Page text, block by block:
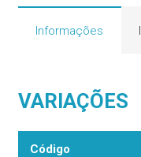
Medis
quantidade
Informações
VARIAÇÕES
Código